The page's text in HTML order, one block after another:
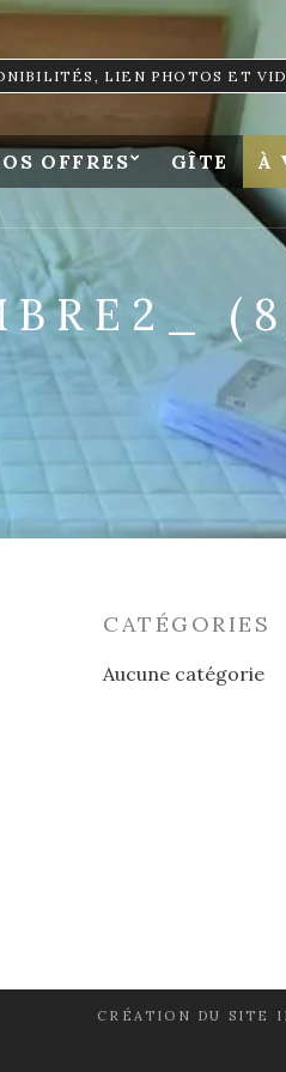
LIEN PHOTOS ET
OFFRES GÎTE À
CATÉGORIES
Aucune catégorie
CRÉATION DU SITE